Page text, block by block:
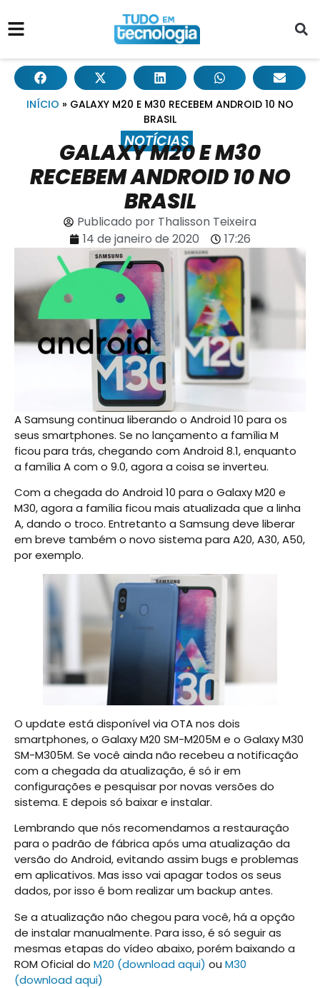
INÍCIO » GALAXY M20 E M30 RECEBEM ANDROID 10 NO
BRASIL
NOTÍCIAS
GALAXY M20 E M30
RECEBEM ANDROID 10 NO
BRASIL
Publicado por Thalisson Teixeira
14 de janeiro de 2020
17:26
A Samsung continua liberando o Android 10 para os
seus smartphones. Se no lançamento a família M
ficou para trás, chegando com Android 8.1, enquanto
a família A com o 9.0, agora a coisa se inverteu.
Com a chegada do Android 10 para o Galaxy M20 e
M30, agora a família ficou mais atualizada que a linha
A, dando o troco. Entretanto a Samsung deve liberar
em breve também o novo sistema para A20, A30, A50,
por exemplo.
O update está disponível via OTA nos dois
smartphones, o Galaxy M20 SM-M205M e o Galaxy M30
SM-M305M. Se você ainda não recebeu a notificação
com a chegada da atualização, é só ir em
configurações e pesquisar por novas versões do
sistema. E depois só baixar e instalar.
Lembrando que nós recomendamos a restauração
para o padrão de fábrica após uma atualização da
versão do Android, evitando assim bugs e problemas
em aplicativos. Mas isso vai apagar todos os seus
dados, por isso é bom realizar um backup antes.
Se a atualização não chegou para você, há a opção
de instalar manualmente. Para isso, é só seguir as
mesmas etapas do vídeo abaixo, porém baixando a
ROM Oficial do M20 (download aqui) ou M30
(download aqui)